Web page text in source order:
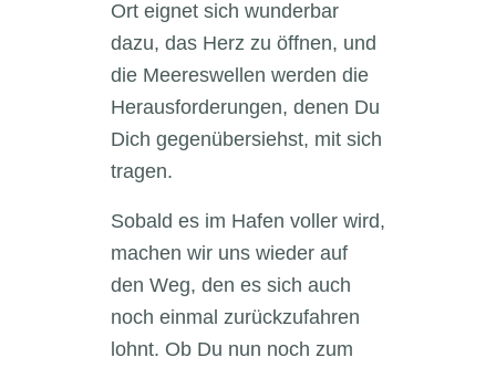
Ort eignet sich wunderbar
dazu, das Herz zu öffnen, und
die Meereswellen werden die
Herausforderungen, denen Du
Dich gegenübersiehst, mit sich
tragen.
Sobald es im Hafen voller wird,
machen wir uns wieder auf
den Weg, den es sich auch
noch einmal zurückzufahren
lohnt. Ob Du nun noch zum